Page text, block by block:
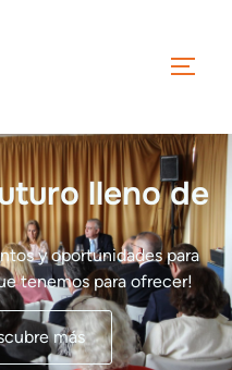
lleno de
y oportunidades para
tenemos para ofrecer!
más